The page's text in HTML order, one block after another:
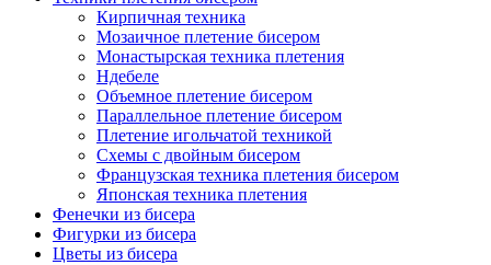
Кирпичная техника
Мозаичное плетение бисером
Монастырская техника плетения
Ндебеле
Объемное плетение бисером
Параллельное плетение бисером
Плетение игольчатой техникой
Схемы с двойным бисером
Французская техника плетения бисером
Японская техника плетения
Фенечки из бисера
Фигурки из бисера
Цветы из бисера